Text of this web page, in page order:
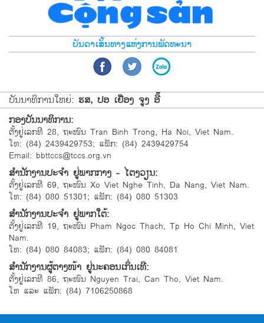
ບັນດາເສັ້ນທາງແຫ່ງການພັດທະນາ
ບັນນາທິການໃຫຍ່: ຮສ, ປອ ເຢືອງ ຈູງ ອີ໊
ກອງບັນນາທິການ:
ຕັ້ງຢູ່ເລກທີ 28, ຖະໜົນ Tran Binh Trong, Ha Noi, Viet Nam.
ໂທ: (84) 2439429753; ແຟັກ: (84) 2439429754
Email: bbttccs@tccs.org.vn
ສຳນັກງານປະຈຳ ຢູ່ພາກກາງ - ໄຕງວຽນ:
ຕັ້ງຢູ່ເລກທີ 69, ຖະໜົນ Xo Viet Nghe Tinh, Da Nang, Viet Nam.
ໂທ: (84) 080 51301; ແຟັກ: (84) 080 51303
ສຳນັກງານປະຈຳ ຢູ່ພາກໃຕ້:
ຕັ້ງຢູ່ເລກທີ 19, ຖະໜົນ Pham Ngoc Thach, Tp Ho Chi Minh, Viet
Nam.
ໂທ: (84) 080 84083; ແຟັກ: (84) 080 84081
ສຳນັກງານຜູ້ຕາງໜ້າ ຢູ່ນະຄອນເກິ່ນເທີ:
ຕັ້ງຢູ່ເລກທີ 86, ຖະໜົນ Nguyen Trai, Can Tho, Viet Nam.
ໂທ ແລະ ແຟັກ: (84) 7106250868